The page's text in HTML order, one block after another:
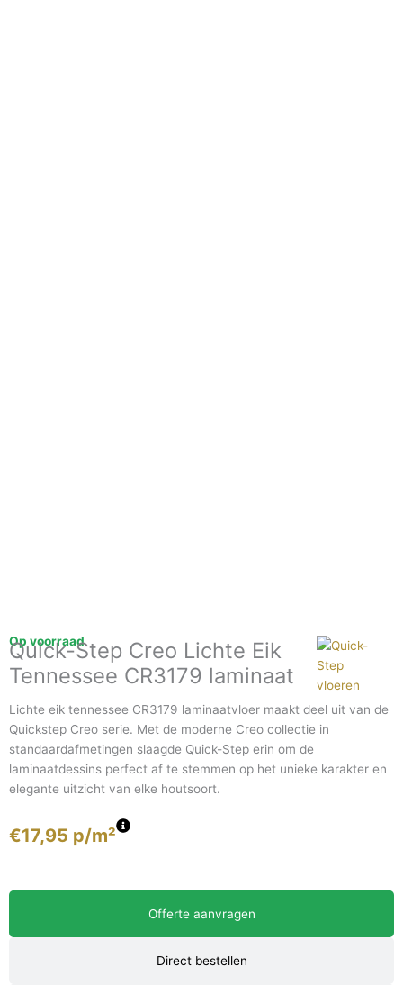
Op voorraad
Quick-Step Creo Lichte Eik
Tennessee CR3179 laminaat
Lichte eik tennessee CR3179 laminaatvloer maakt deel uit van de
Quickstep Creo serie. Met de moderne Creo collectie in
standaardafmetingen slaagde Quick-Step erin om de
laminaatdessins perfect af te stemmen op het unieke karakter en
elegante uitzicht van elke houtsoort.
€17,95 p/m²
Offerte aanvragen
Direct bestellen